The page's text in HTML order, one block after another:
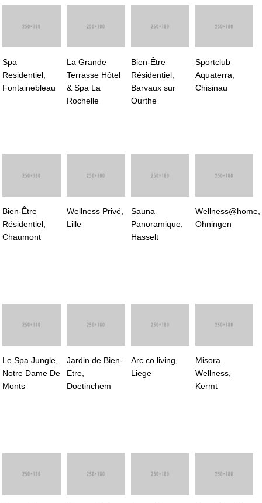
Spa
Residentiel,
Fontainebleau
La Grande
Terrasse Hôtel
& Spa La
Rochelle
Bien-Être
Résidentiel,
Barvaux sur
Ourthe
Sportclub
Aquaterra,
Chisinau
Bien-Être
Résidentiel,
Chaumont
Wellness Privé,
Lille
Sauna
Panoramique,
Hasselt
Wellness@home,
Ohningen
Le Spa Jungle,
Notre Dame De
Monts
Jardin de Bien-
Etre,
Doetinchem
Arc co living,
Liege
Misora
Wellness,
Kermt